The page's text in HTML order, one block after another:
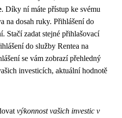
. Díky ní máte přístup ke svému
na dosah ruky. Přihlášení do
Stačí zadat stejné přihlašovací
do služby Rentea na
se vám zobrazí přehledný
investicích, aktuální hodnotě
výkonnost vašich investic v